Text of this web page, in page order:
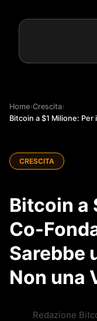
Home›Crescita›
Bitcoin a $1 Milione:
CRESCITA
Bitcoin a
Co-
Sarebbe
Non una
Redazione